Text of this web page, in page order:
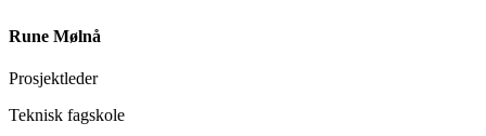
Rune Mølnå
Prosjektleder
Teknisk fagskole